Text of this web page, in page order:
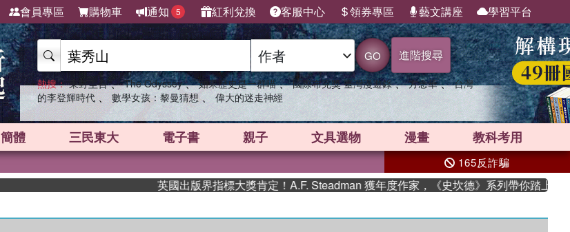
會員專區 購物車 通知 5 紅利兌換 客服中心 領券專區 藝文講座 學習平台
GO 進階搜尋
熱搜： 東野圭吾 、 The Odyssey 、 如果歷史是一群喵 、 國際布克獎 臺灣漫遊錄 、 方念華 、 台灣
的李登輝時代 、 數學女孩：黎曼猜想 、 偉大的迷走神經
簡體 三民東大 電子書 親子 文具選物 漫畫 教科考用
165反詐騙
英國出版界指標大獎肯定！A.F. Steadman 獲年度作家，《史坎德》系列帶你踏上熱血奇幻旅程